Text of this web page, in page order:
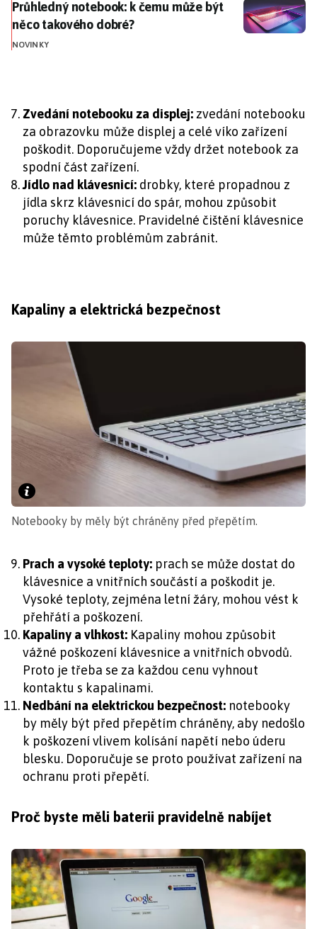
Průhledný notebook: k čemu může být něco
Průhledný notebook: k čemu může být
něco takového dobré?
NOVINKY
Zvedání notebooku za displej: zvedání notebooku
za obrazovku může displej a celé víko zařízení
poškodit. Doporučujeme vždy držet notebook za
spodní část zařízení.
Jídlo nad klávesnicí: drobky, které propadnou z
jídla skrz klávesnicí do spár, mohou způsobit
poruchy klávesnice. Pravidelné čištění klávesnice
může těmto problémům zabránit.
Kapaliny a elektrická bezpečnost
Notebooky by měly být chráněny před přepětím.
Prach a vysoké teploty: prach se může dostat do
klávesnice a vnitřních součástí a poškodit je.
Vysoké teploty, zejména letní žáry, mohou vést k
přehřátí a poškození.
Kapaliny a vlhkost: Kapaliny mohou způsobit
vážné poškození klávesnice a vnitřních obvodů.
Proto je třeba se za každou cenu vyhnout
kontaktu s kapalinami.
Nedbání na elektrickou bezpečnost: notebooky
by měly být před přepětím chráněny, aby nedošlo
k poškození vlivem kolísání napětí nebo úderu
blesku. Doporučuje se proto používat zařízení na
ochranu proti přepětí.
Proč byste měli baterii pravidelně nabíjet